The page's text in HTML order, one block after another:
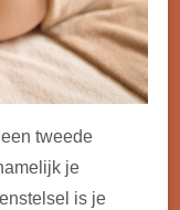
tweede
je
is je